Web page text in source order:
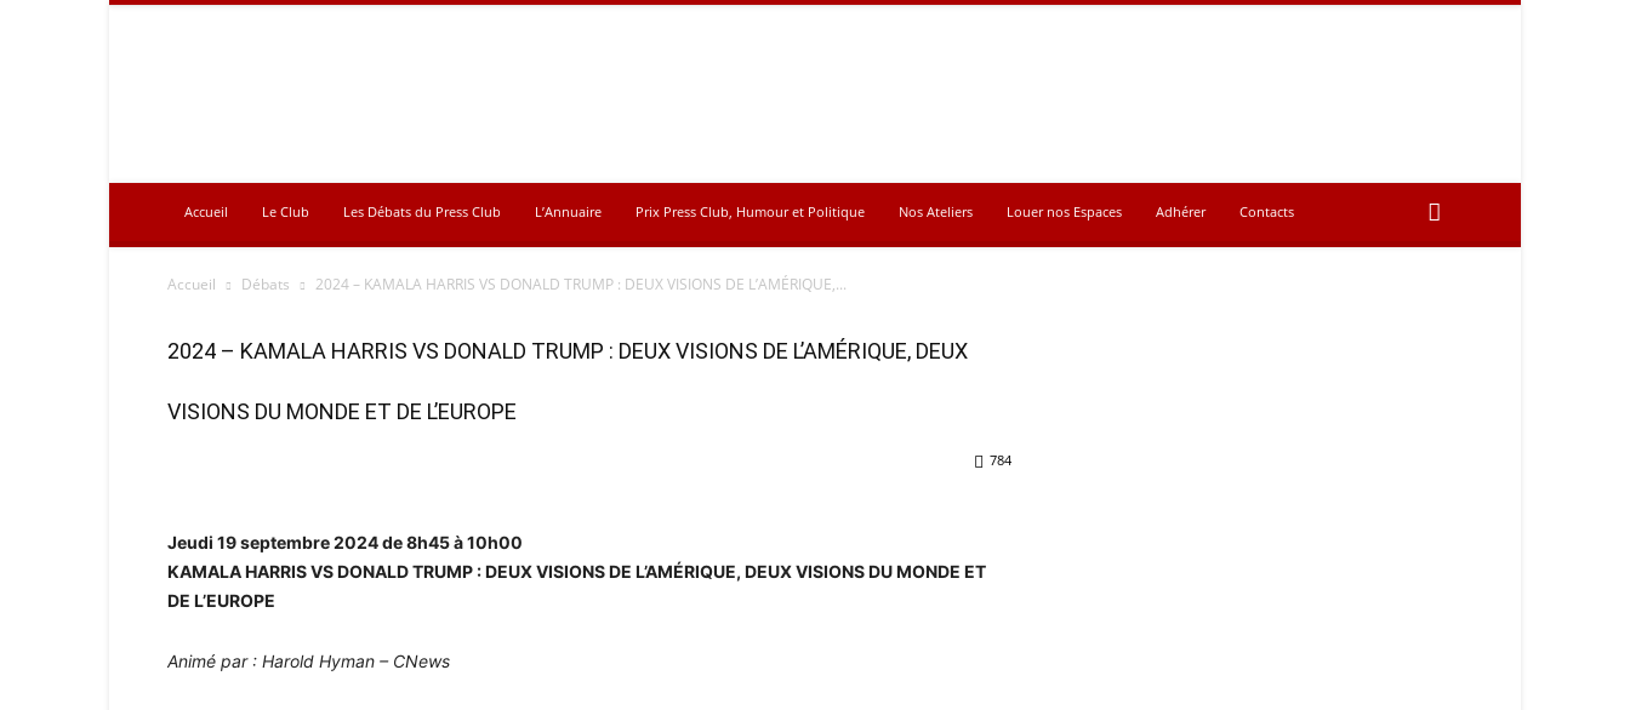
Accueil Le Club Les Débats du Press Club L’Annuaire Prix Press Club, Humour et Politique Nos Ateliers Louer nos Espaces Adhérer Contacts
Accueil Débats 2024 – KAMALA HARRIS VS DONALD TRUMP : DEUX VISIONS DE L’AMÉRIQUE,...
2024 – KAMALA HARRIS VS DONALD TRUMP : DEUX VISIONS DE L’AMÉRIQUE, DEUX
VISIONS DU MONDE ET DE L’EUROPE
784
Jeudi 19 septembre 2024 de 8h45 à 10h00
KAMALA HARRIS VS DONALD TRUMP : DEUX VISIONS DE L’AMÉRIQUE, DEUX VISIONS DU MONDE ET
DE L’EUROPE
Animé par : Harold Hyman – CNews